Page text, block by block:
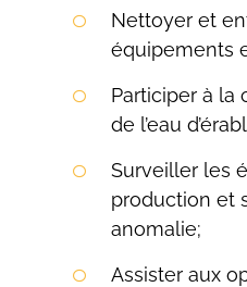
Nettoyer et
équipements
Participer à la
de l’eau
Surveiller les
production et
anomalie;
Assister aux